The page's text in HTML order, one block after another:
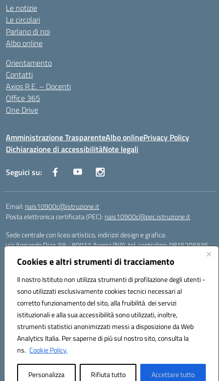
Cookies e altri strumenti di tracciamento
Il nostro Istituto non utilizza strumenti di profilazione degli utenti -
sono utilizzati esclusivamente cookies tecnici necessari al
corretto funzionamento del sito, alla fruibilità dei servizi
istituzionali e alla sua accessibilità sono utilizzati, inoltre,
strumenti statistici anonimizzati messi a disposizione da Web
Analytics Italia. Per saperne di più sul nostro sito, consulta la
ns. Cookie Policy.
Personalizza Rifiuta tutto Accettare tutto
Le notizie
Le circolari
Parlano di noi
Albo online
Orientamento
Contatti
Axios R.E. – Docenti
Office 365
One Drive
Amministrazione TrasparenteAlbo onlinePrivacy Policy
Dichiarazione di accessibilitàNote legali
Seguici su:
Email: nais10900c@istruzione.it
Posta elettronica certificata (PEC): nais10900c@pec.istruzione.it
Sede centrale con liceo artistico, indirizzi design e grafica:
via Armando Diaz, 59 - 80011 Acerra (NA), tel. centralino: 0815205935
via T. Campanella, 80011 Acerra (NA), tel/fax: 0818850905
Sede succursale con liceo musicale:
via S. Pellico, 80011 Acerra (NA), tel: 08119660921
Email: nais10900c@istruzione.it | PEC: nais10900c@pec.istruzione.it |
Nome Ufficio PA: Uff_eFatturaPA | Codice Univoco ufficio: UFOYYV |
C.Fisc: 93056740637
Hosting & Powered by 3D Solution S.r.l.
Concept & Design by Designers Italia